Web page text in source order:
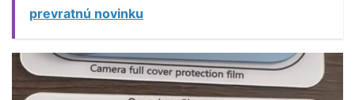
prevratnú novinku